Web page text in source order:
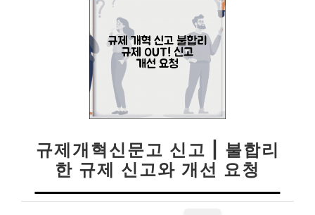
규제개혁신문고 신고 | 불합리
한 규제 신고와 개선 요청